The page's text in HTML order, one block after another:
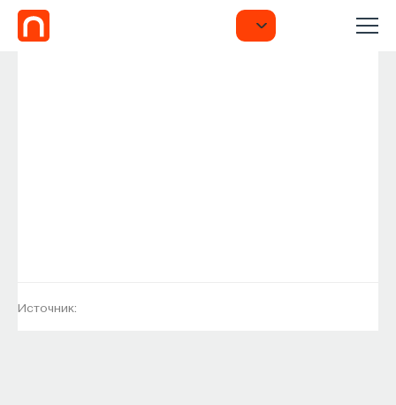
Источник: